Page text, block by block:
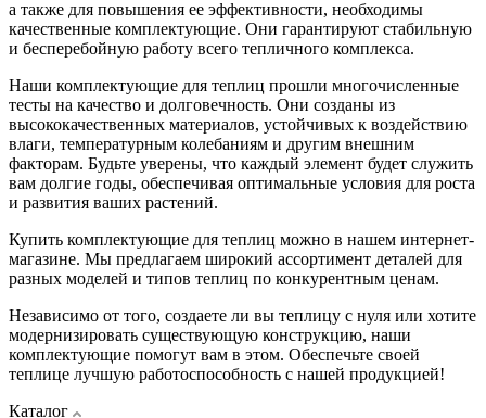
а также для повышения ее эффективности, необходимы
качественные комплектующие. Они гарантируют стабильную
и бесперебойную работу всего тепличного комплекса.
Наши комплектующие для теплиц прошли многочисленные
тесты на качество и долговечность. Они созданы из
высококачественных материалов, устойчивых к воздействию
влаги, температурным колебаниям и другим внешним
факторам. Будьте уверены, что каждый элемент будет служить
вам долгие годы, обеспечивая оптимальные условия для роста
и развития ваших растений.
Купить комплектующие для теплиц можно в нашем интернет-
магазине. Мы предлагаем широкий ассортимент деталей для
разных моделей и типов теплиц по конкурентным ценам.
Независимо от того, создаете ли вы теплицу с нуля или хотите
модернизировать существующую конструкцию, наши
комплектующие помогут вам в этом. Обеспечьте своей
теплице лучшую работоспособность с нашей продукцией!
Каталог